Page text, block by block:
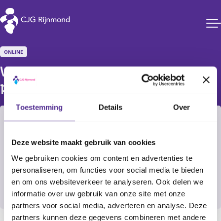
Toestemming Details Over
Deze website maakt gebruik van cookies
We gebruiken cookies om content en advertenties te
personaliseren, om functies voor social media te bieden
en om ons websiteverkeer te analyseren. Ook delen we
informatie over uw gebruik van onze site met onze
partners voor social media, adverteren en analyse. Deze
partners kunnen deze gegevens combineren met andere
CJG Rijnmond
ONLINE
Webinar over zindelijkheid en
potje training
Nader te bepalen
Alle CJG-locaties
Online
Aanmelden